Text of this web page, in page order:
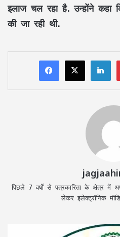
इलाज चल रहा है. उन्होंने कहा
की जा रही थी.
पिछले 7 वर्षों से पत्रकारिता के क्षेत्र
लेकर इलेक्ट्रॉनिक